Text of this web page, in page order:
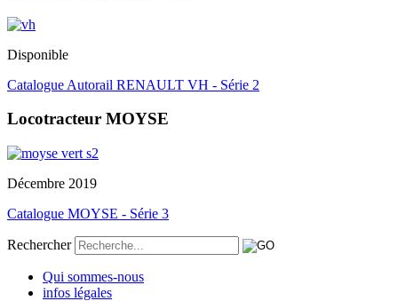
Disponible
Catalogue Autorail RENAULT VH - Série 2
Locotracteur MOYSE
Décembre 2019
Catalogue MOYSE - Série 3
Rechercher
Qui sommes-nous
infos légales